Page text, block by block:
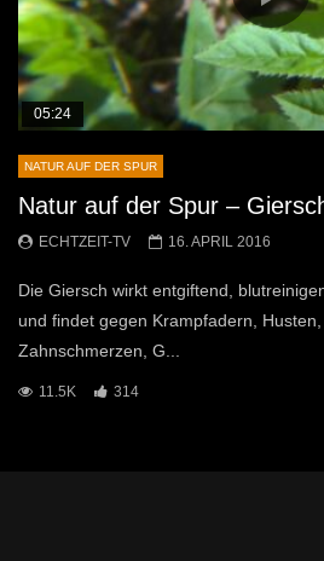
05:24
NATUR AUF DER SPUR
Natur auf der Spur –
ECHTZEIT-TV 16. APRIL 2016
Die Giersch wirkt entgiftend,
und findet gegen Krampfadern, Husten,
Zahnschmerzen, G...
11.5K 314